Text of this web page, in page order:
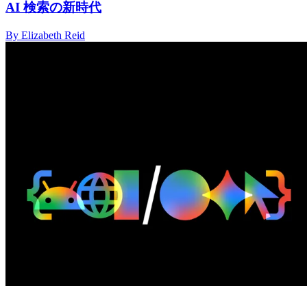
AI 検索の新時代
By Elizabeth Reid